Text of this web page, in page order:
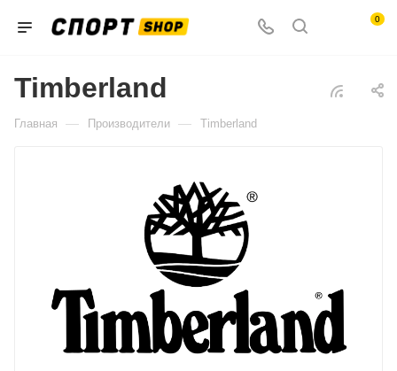
0
Timberland
Главная — Производители — Timberland